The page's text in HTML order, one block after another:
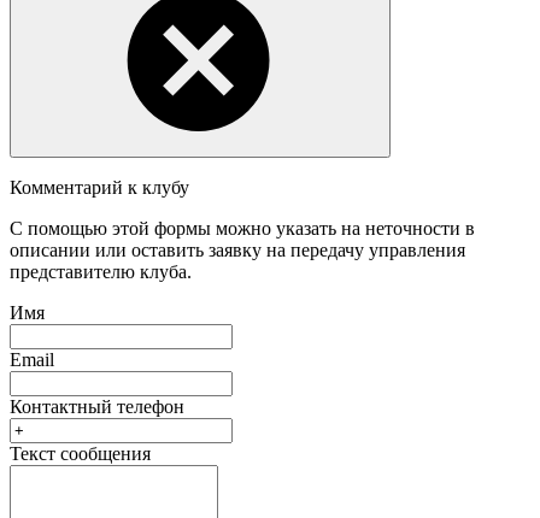
Комментарий к клубу
С помощью этой формы можно указать на неточности в
описании или оставить заявку на передачу управления
представителю клуба.
Имя
Email
Контактный телефон
Текст сообщения